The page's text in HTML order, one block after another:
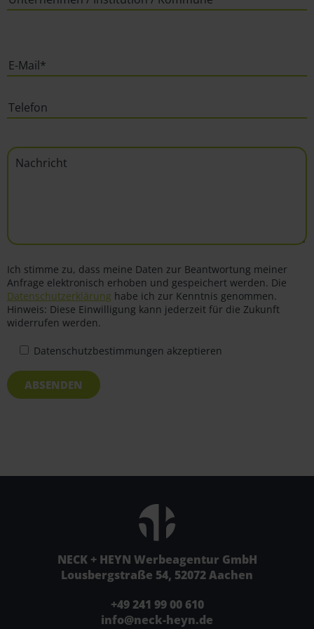
Ich stimme zu, dass meine Daten zur Beantwortung meiner
Anfrage elektronisch erhoben und gespeichert werden. Die
Datenschutzerklärung habe ich zur Kenntnis genommen.
Hinweis: Diese Einwilligung kann jederzeit für die Zukunft
widerrufen werden.
Datenschutzbestimmungen akzeptieren
ABSENDEN
NECK + HEYN Werbeagentur GmbH
Lousbergstraße 54, 52072 Aachen
+49 241 99 00 610
info@neck-heyn.de